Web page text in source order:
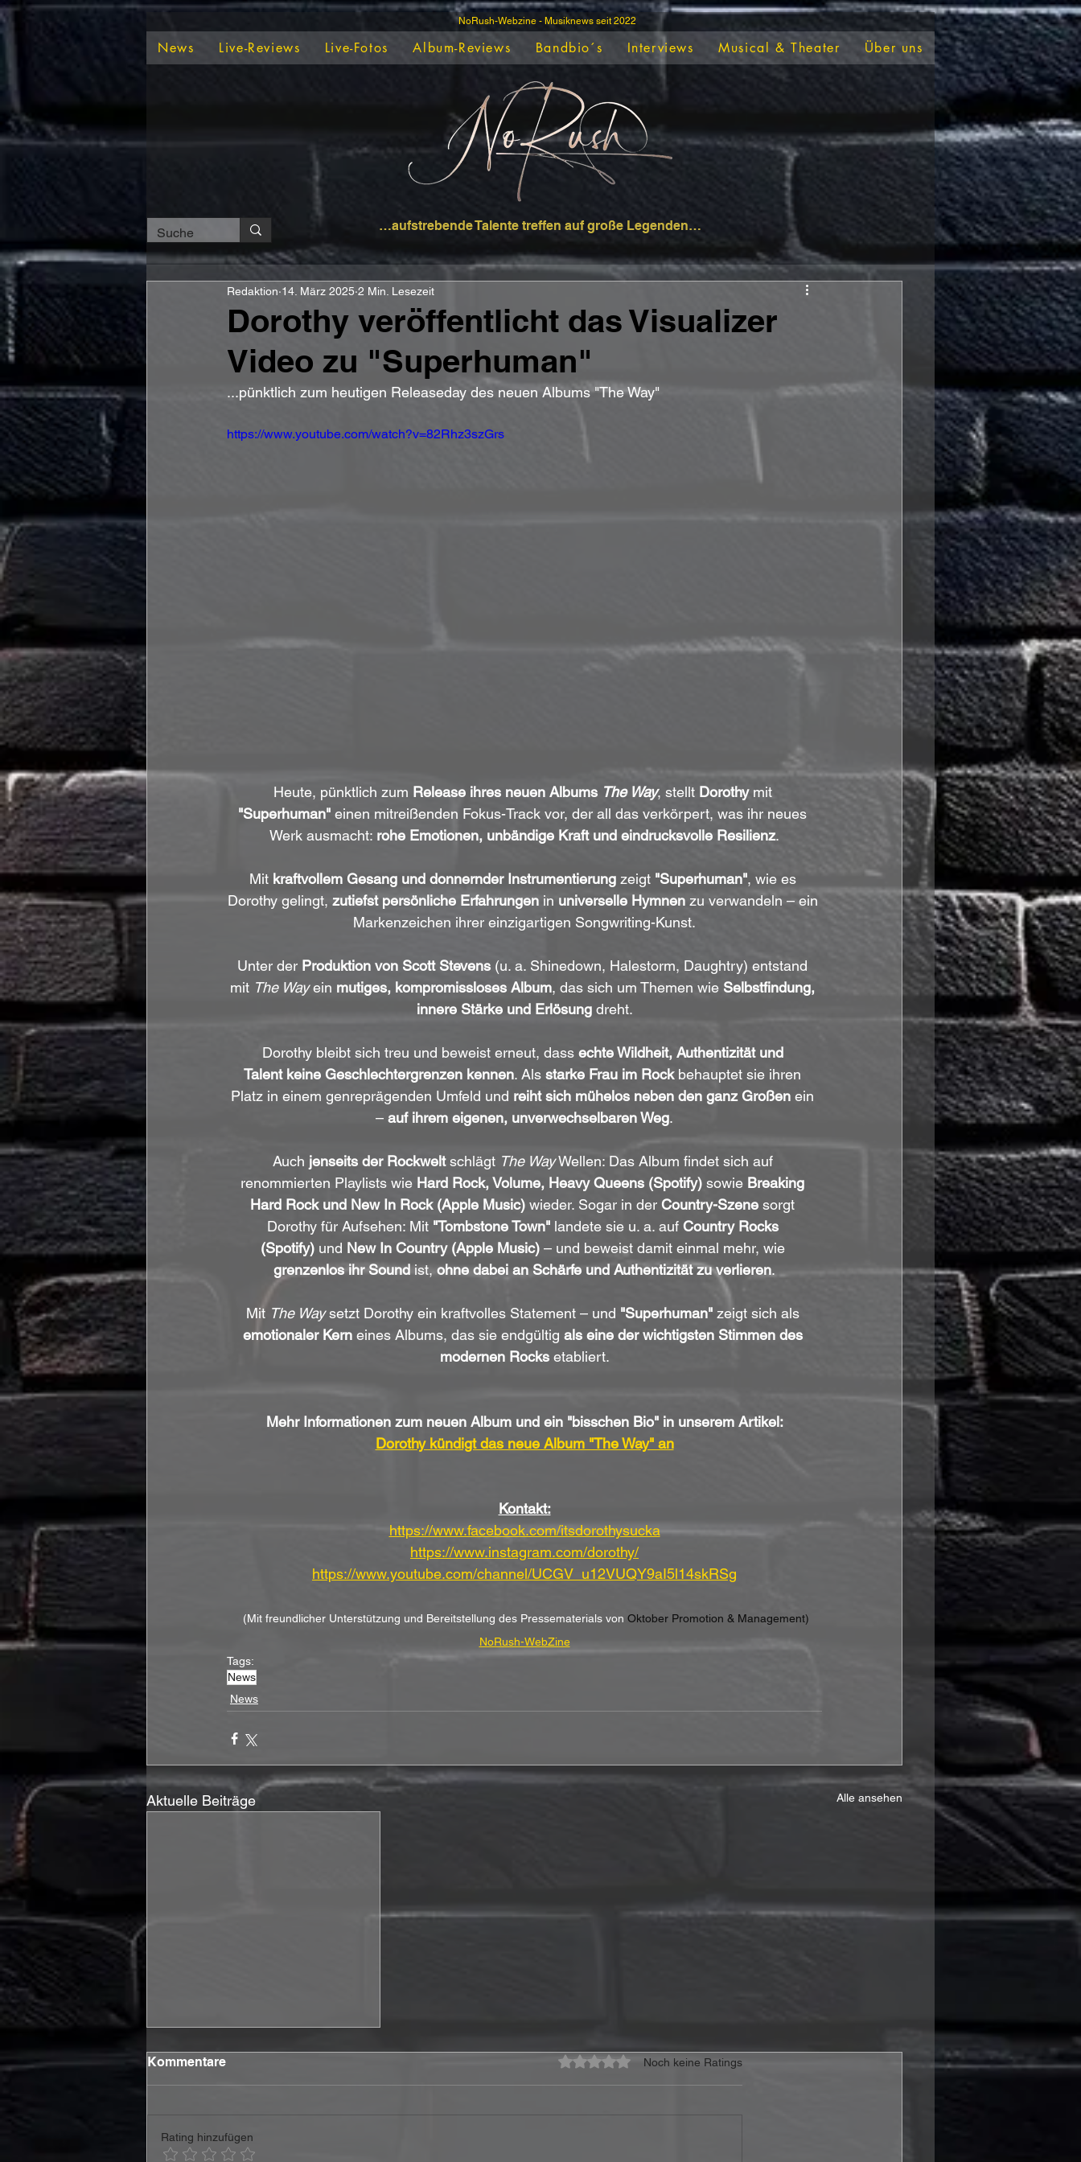
NoRush-Webzine - Musiknews seit 2022
News Live-Reviews Live-Fotos Album-Reviews Bandbio´s Interviews Musical & Theater Über uns
…aufstrebende Talente treffen auf große Legenden…
Dorothy veröffentlicht das Visualizer
Video zu "Superhuman"
Redaktion 14. März 2025 2 Min. Lesezeit
...pünktlich zum heutigen Releaseday des neuen Albums "The Way"
https://www.youtube.com/watch?v=82Rhz3szGrs
Heute, pünktlich zum Release ihres neuen Albums The Way, stellt Dorothy mit
"Superhuman" einen mitreißenden Fokus-Track vor, der all das verkörpert, was ihr neues
Werk ausmacht: rohe Emotionen, unbändige Kraft und eindrucksvolle Resilienz.
Mit kraftvollem Gesang und donnernder Instrumentierung zeigt "Superhuman", wie es
Dorothy gelingt, zutiefst persönliche Erfahrungen in universelle Hymnen zu verwandeln – ein
Markenzeichen ihrer einzigartigen Songwriting-Kunst.
Unter der Produktion von Scott Stevens (u. a. Shinedown, Halestorm, Daughtry) entstand
mit The Way ein mutiges, kompromissloses Album, das sich um Themen wie Selbstfindung,
innere Stärke und Erlösung dreht.
Dorothy bleibt sich treu und beweist erneut, dass echte Wildheit, Authentizität und
Talent keine Geschlechtergrenzen kennen. Als starke Frau im Rock behauptet sie ihren
Platz in einem genreprägenden Umfeld und reiht sich mühelos neben den ganz Großen ein
– auf ihrem eigenen, unverwechselbaren Weg.
Auch jenseits der Rockwelt schlägt The Way Wellen: Das Album findet sich auf
renommierten Playlists wie Hard Rock, Volume, Heavy Queens (Spotify) sowie Breaking
Hard Rock und New In Rock (Apple Music) wieder. Sogar in der Country-Szene sorgt
Dorothy für Aufsehen: Mit "Tombstone Town" landete sie u. a. auf Country Rocks
(Spotify) und New In Country (Apple Music) – und beweist damit einmal mehr, wie
grenzenlos ihr Sound ist, ohne dabei an Schärfe und Authentizität zu verlieren.
Mit The Way setzt Dorothy ein kraftvolles Statement – und "Superhuman" zeigt sich als
emotionaler Kern eines Albums, das sie endgültig als eine der wichtigsten Stimmen des
modernen Rocks etabliert.
Mehr Informationen zum neuen Album und ein "bisschen Bio" in unserem Artikel:
Dorothy kündigt das neue Album "The Way" an
Kontakt:
https://www.facebook.com/itsdorothysucka
https://www.instagram.com/dorothy/
https://www.youtube.com/channel/UCGV_u12VUQY9aI5l14skRSg
(Mit freundlicher Unterstützung und Bereitstellung des Pressematerials von Oktober Promotion & Management)
NoRush-WebZine
Tags:
News
News
Aktuelle Beiträge Alle ansehen
Kommentare Mit 0 von 5 Sternen bewertet.
Noch keine Ratings
Rating hinzufügen